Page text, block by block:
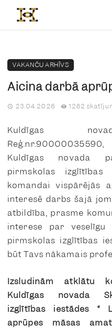
VAKANČU ARHĪVS
Aicina darbā
23.04.2026 1262
Kuldīgas
Kuldīgas novada
pirmskolas izglītības
komandai vispārējās
interesē darbs šajā
atbildība, prasme
interese par veselīgu
pirmskolas izglītības
būt Tavs nākamais
Izsludinām atklātu
Kuldīgas novada
izglītības iestādes “
aprūpes māsas